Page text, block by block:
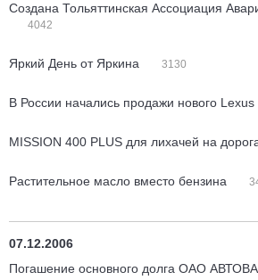
Создана Тольяттинская Ассоциация
4042
Яркий День от Яркина 3130
В России начались продажи нового Lexus
MISSION 400 PLUS для лихачей на
Растительное масло вместо бензина
07.12.2006
Погашение основного долга ОАО